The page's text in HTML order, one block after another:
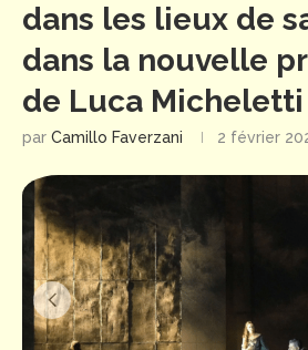
dans les lieux de
dans la nouvelle
de Luca Micheletti
par Camillo Faverzani 2 février